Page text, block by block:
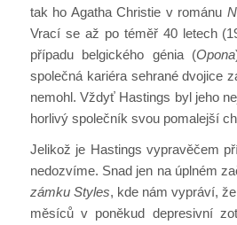
tak ho Agatha Christie v románu
Vrací se až po téměř 40 letech
případu belgického génia (Opona
společná kariéra sehrané dvojice
nemohl. Vždyť Hastings byl jeho
horlivý společník svou pomalejší
Jelikož je Hastings vypravěčem
nedozvíme. Snad jen na úplném
zámku Styles, kde nám vypráví,
měsíců v poněkud depresivní